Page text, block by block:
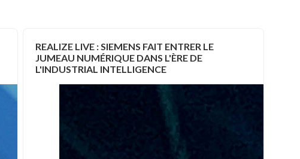
REALIZE LIVE : SIEMENS FAIT ENTRER LE
JUMEAU NUMÉRIQUE DANS L'ÈRE DE
L'INDUSTRIAL INTELLIGENCE